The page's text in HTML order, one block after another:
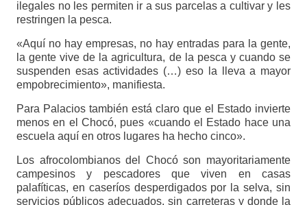
ilegales no les permiten ir a sus parcelas a cultivar y les
restringen la pesca.
«Aquí no hay empresas, no hay entradas para la gente,
la gente vive de la agricultura, de la pesca y cuando se
suspenden esas actividades (…) eso la lleva a mayor
empobrecimiento», manifiesta.
Para Palacios también está claro que el Estado invierte
menos en el Chocó, pues «cuando el Estado hace una
escuela aquí en otros lugares ha hecho cinco».
Los afrocolombianos del Chocó son mayoritariamente
campesinos y pescadores que viven en casas
palafíticas, en caseríos desperdigados por la selva, sin
servicios públicos adecuados, sin carreteras y donde la